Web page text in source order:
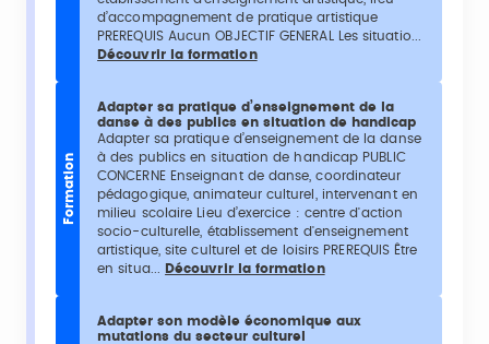
d’accompagnement de pratique artistique
PREREQUIS Aucun OBJECTIF GENERAL Les situatio...
Découvrir la formation
Formation
Adapter sa pratique d’enseignement de la
danse à des publics en situation de handicap
Adapter sa pratique d’enseignement de la danse
à des publics en situation de handicap PUBLIC
CONCERNE Enseignant de danse, coordinateur
pédagogique, animateur culturel, intervenant en
milieu scolaire Lieu d’exercice : centre d'action
socio-culturelle, établissement d'enseignement
artistique, site culturel et de loisirs PREREQUIS Être
en situa...
Découvrir la formation
Adapter son modèle économique aux
mutations du secteur culturel